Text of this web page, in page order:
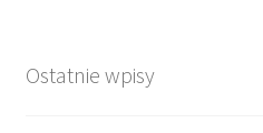
Ostatnie wpisy